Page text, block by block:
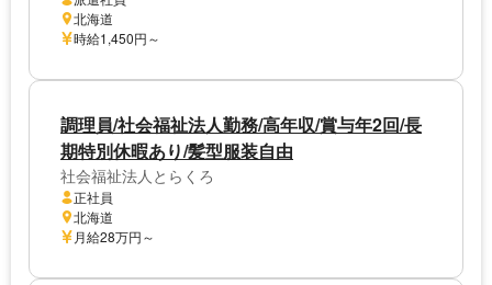
北海道
時給1,450円～
調理員/社会福祉法人勤務/高年収/賞与年2回/長
期特別休暇あり/髪型服装自由
社会福祉法人とらくろ
正社員
北海道
月給28万円～